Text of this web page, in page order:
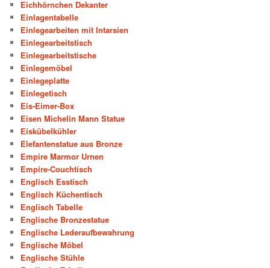
Eichhörnchen Dekanter
Einlagentabelle
Einlegearbeiten mit Intarsien
Einlegearbeitstisch
Einlegearbeitstische
Einlegemöbel
Einlegeplatte
Einlegetisch
Eis-Eimer-Box
Eisen Michelin Mann Statue
Eiskübelkühler
Elefantenstatue aus Bronze
Empire Marmor Urnen
Empire-Couchtisch
Englisch Esstisch
Englisch Küchentisch
Englisch Tabelle
Englische Bronzestatue
Englische Lederaufbewahrung
Englische Möbel
Englische Stühle